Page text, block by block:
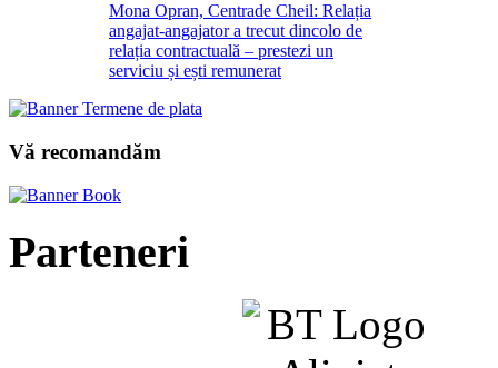
Mona Opran, Centrade Cheil: Relația
angajat-angajator a trecut dincolo de
relația contractuală – prestezi un
serviciu și ești remunerat
Vă recomandăm
Parteneri